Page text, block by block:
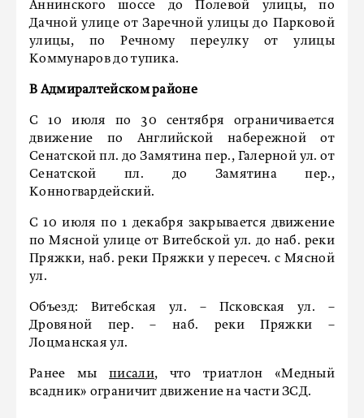
Аннинского шоссе до Полевой улицы, по
Дачной улице от Заречной улицы до Парковой
улицы, по Речному переулку от улицы
Коммунаров до тупика.
В Адмиралтейском районе
С 10 июля по 30 сентября ограничивается
движение по Английской набережной от
Сенатской пл. до Замятина пер., Галерной ул. от
Сенатской пл. до Замятина пер.,
Конногвардейский.
С 10 июля по 1 декабря закрывается движение
по Мясной улице от Витебской ул. до наб. реки
Пряжки, наб. реки Пряжки у пересеч. с Мясной
ул.
Объезд: Витебская ул. – Псковская ул. –
Дровяной пер. – наб. реки Пряжки –
Лоцманская ул.
Ранее мыписали, что триатлон «Медный
всадник» ограничит движение на части ЗСД.